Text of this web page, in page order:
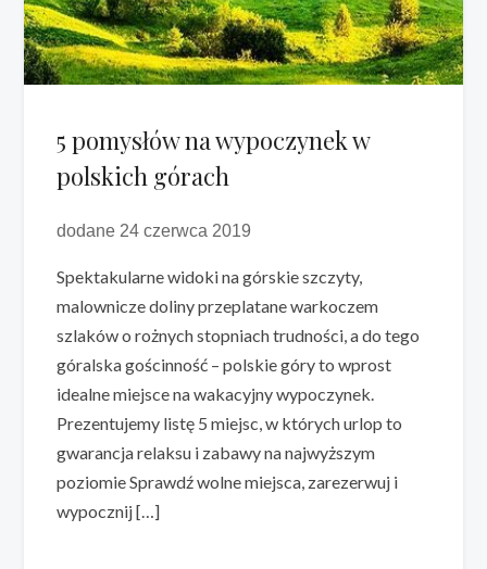
5 pomysłów na wypoczynek w
polskich górach
dodane 24 czerwca 2019
Spektakularne widoki na górskie szczyty,
malownicze doliny przeplatane warkoczem
szlaków o rożnych stopniach trudności, a do tego
góralska gościnność – polskie góry to wprost
idealne miejsce na wakacyjny wypoczynek.
Prezentujemy listę 5 miejsc, w których urlop to
gwarancja relaksu i zabawy na najwyższym
poziomie Sprawdź wolne miejsca, zarezerwuj i
wypocznij […]